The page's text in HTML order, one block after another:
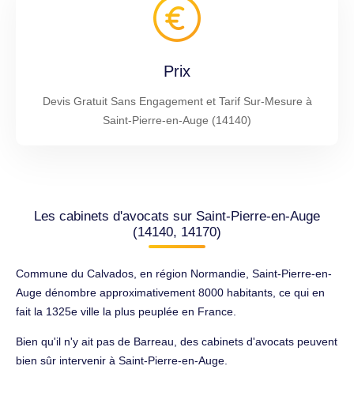
Prix
Devis Gratuit Sans Engagement et Tarif Sur-Mesure à
Saint-Pierre-en-Auge (14140)
Les cabinets d'avocats sur Saint-Pierre-en-Auge
(14140, 14170)
Commune du Calvados, en région Normandie, Saint-Pierre-en-
Auge dénombre approximativement 8000 habitants, ce qui en
fait la 1325e ville la plus peuplée en France.
Bien qu'il n'y ait pas de Barreau, des cabinets d'avocats peuvent
bien sûr intervenir à Saint-Pierre-en-Auge.